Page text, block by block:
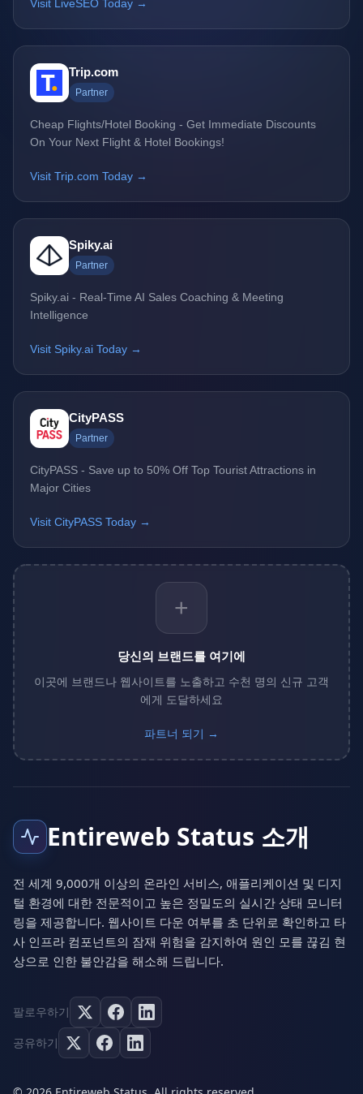
Visit LiveSEO Today →
Trip.com
Partner
Cheap Flights/Hotel Booking - Get Immediate Discounts
On Your Next Flight & Hotel Bookings!
Visit Trip.com Today →
Spiky.ai
Partner
Spiky.ai - Real-Time AI Sales Coaching & Meeting
Intelligence
Visit Spiky.ai Today →
CityPASS
Partner
CityPASS - Save up to 50% Off Top Tourist Attractions in
Major Cities
Visit CityPASS Today →
+
당신의 브랜드를 여기에
이곳에 브랜드나 웹사이트를 노출하고 수천 명의 신규 고객
에게 도달하세요
파트너 되기 →
Entireweb Status 소개
전 세계 9,000개 이상의 온라인 서비스, 애플리케이션 및 디지
털 환경에 대한 전문적이고 높은 정밀도의 실시간 상태 모니터
링을 제공합니다. 웹사이트 다운 여부를 초 단위로 확인하고 타
사 인프라 컴포넌트의 잠재 위험을 감지하여 원인 모를 끊김 현
상으로 인한 불안감을 해소해 드립니다.
팔로우하기
공유하기